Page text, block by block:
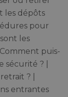
les dépôts
pour
les
puis-
? |
? |
entrantes